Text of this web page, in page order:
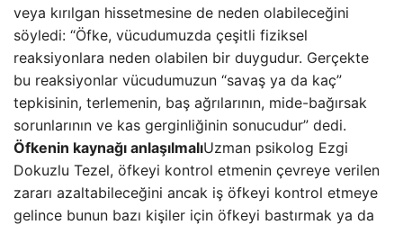
veya kırılgan hissetmesine de neden olabileceğini
söyledi: “Öfke, vücudumuzda çeşitli fiziksel
reaksiyonlara neden olabilen bir duygudur. Gerçekte
bu reaksiyonlar vücudumuzun “savaş ya da kaç”
tepkisinin, terlemenin, baş ağrılarının, mide-bağırsak
sorunlarının ve kas gerginliğinin sonucudur” dedi.
Öfkenin kaynağı anlaşılmalıUzman psikolog Ezgi
Dokuzlu Tezel, öfkeyi kontrol etmenin çevreye verilen
zararı azaltabileceğini ancak iş öfkeyi kontrol etmeye
gelince bunun bazı kişiler için öfkeyi bastırmak ya da